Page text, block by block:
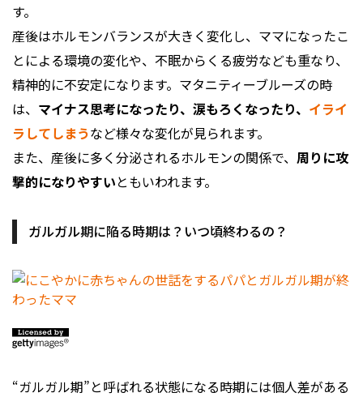
す。
産後はホルモンバランスが大きく変化し、ママになったこ
とによる環境の変化や、不眠からくる疲労なども重なり、
精神的に不安定になります。マタニティーブルーズの時
は、 マイナス思考になったり、涙もろくなったり、 イライ
ラしてしまうなど様々な変化が見られます。
また、産後に多く分泌されるホルモンの関係で、 周りに攻
撃的になりやすいともいわれます。
ガルガル期に陥る時期は？いつ頃終わるの？
“ガルガル期”と呼ばれる状態になる時期には個人差がある